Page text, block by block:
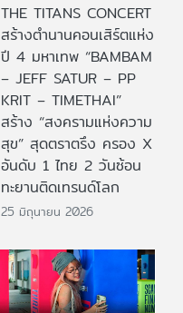
THE TITANS CONCERT
สร้างตำนานคอนเสิร์ตแห่ง
ปี 4 มหาเทพ “BAMBAM
– JEFF SATUR – PP
KRIT – TIMETHAI”
สร้าง “สงครามแห่งความ
สุข” สุดตราตรึง ครอง X
อันดับ 1 ไทย 2 วันซ้อน
ทะยานติดเทรนด์โลก
25 มิถุนายน 2026